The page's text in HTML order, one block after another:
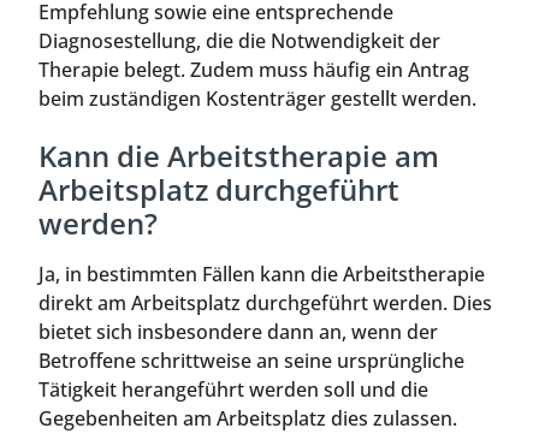
Empfehlung sowie eine entsprechende
Diagnosestellung, die die Notwendigkeit der
Therapie belegt. Zudem muss häufig ein Antrag
beim zuständigen Kostenträger gestellt werden.
Kann die Arbeitstherapie am
Arbeitsplatz durchgeführt
werden?
Ja, in bestimmten Fällen kann die Arbeitstherapie
direkt am Arbeitsplatz durchgeführt werden. Dies
bietet sich insbesondere dann an, wenn der
Betroffene schrittweise an seine ursprüngliche
Tätigkeit herangeführt werden soll und die
Gegebenheiten am Arbeitsplatz dies zulassen.